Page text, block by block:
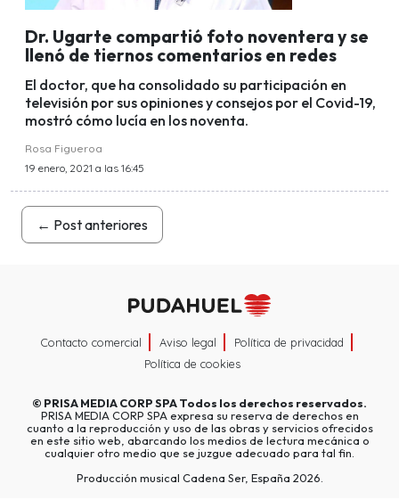
Dr. Ugarte compartió foto noventera y se
llenó de tiernos comentarios en redes
El doctor, que ha consolidado su participación en
televisión por sus opiniones y consejos por el Covid-19,
mostró cómo lucía en los noventa.
Rosa Figueroa
19 enero, 2021 a las 16:45
← Post anteriores
Contacto comercial Aviso legal
Política de privacidad
Política de cookies
© PRISA MEDIA CORP SPATodos los derechos reservados.
PRISA MEDIA CORP SPA expresa su reserva de derechos en
cuanto a la reproducción y uso de las obras y servicios ofrecidos
en este sitio web, abarcando los medios de lectura mecánica o
cualquier otro medio que se juzgue adecuado para tal fin.
Producción musical Cadena Ser, España 2026.